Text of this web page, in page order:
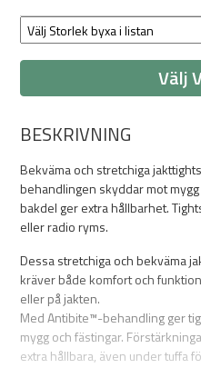
Välj
BESKRIVNING
Bekväma och stretchiga
behandlingen skyddar mot
bakdel ger extra hållbarhet.
eller radio ryms.
Dessa stretchiga och bekväma
kräver både komfort och
eller på jakten.
Med Antibite™-behandling ger
mygg och fästingar.
extra hållbara, även under tuffa